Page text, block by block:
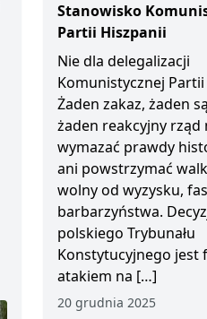
Stanowisko
Partii Hiszpanii
Nie dla delegalizacji
Komunistycznej Partii
Żaden zakaz, żaden
żaden reakcyjny rząd
wymazać prawdy
ani powstrzymać
wolny od wyzysku,
barbarzyństwa.
polskiego Trybunału
Konstytucyjnego jest
atakiem na […]
20 grudnia 2025